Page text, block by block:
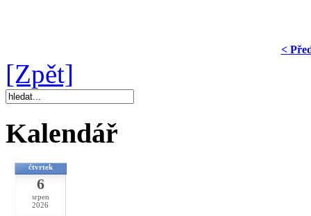
<
[Zpět]
Kalendář
čtvrtek
6
srpen
2026